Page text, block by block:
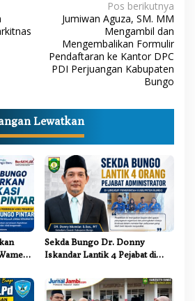
Pos berikutnya
Jumiwan Aguza, SM. MM
Mengambil dan
Mengembalikan Formulir
Pendaftaran ke Kantor DPC
PDI Perjuangan Kabupaten
Bungo
Lewatkan
Sekda Bungo Dr. Donny
Iskandar Lantik 4 Pejabat di